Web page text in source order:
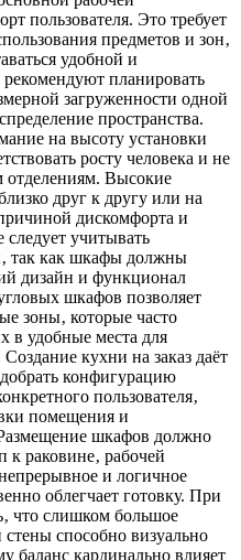
пользователя. Это требует
предметов и зон‚
удобной и
планировать
загруженности одной
пространства.
на высоту установки
росту человека и не
отделениям. Высокие
друг к другу или на
дискомфорта и
следует учитывать
так как шкафы должны
дизайн и функционал
шкафов позволяет
зоны‚ которые часто
в удобные места для
кухни на заказ даёт
конфигурацию
пользователя‚
помещения и
шкафов должно
раковине‚ рабочей
и логичное
облегчает готовку. При
что слишком большое
способно визуально
баланс кардинально влияет